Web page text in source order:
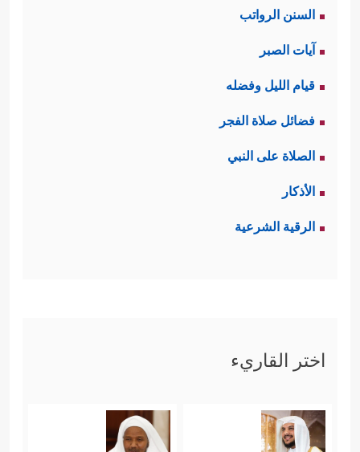
السنن الرواتب
آيات الصبر
قيام الليل وفضله
فضائل صلاة الفجر
الصلاة على النبي
الأذكار
الرقية الشرعية
اختر القاريء